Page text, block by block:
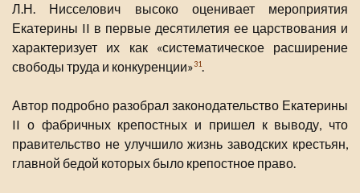
Л.Н. Нисселович высоко оценивает мероприятия
Екатерины II в первые десятилетия ее царствования и
характеризует их как «систематическое расширение
свободы труда и конкуренции»31.
Автор подробно разобрал законодательство Екатерины
II о фабричных крепостных и пришел к выводу, что
правительство не улучшило жизнь заводских крестьян,
главной бедой которых было крепостное право.